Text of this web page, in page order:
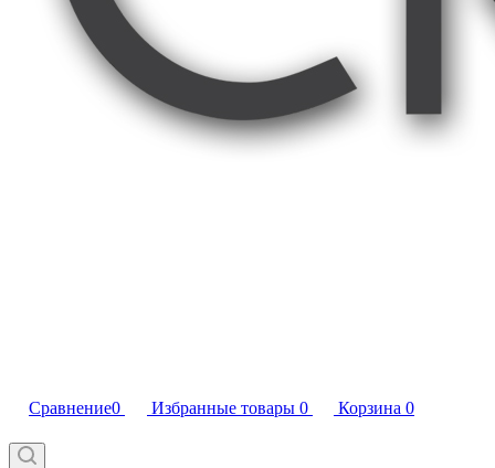
Сравнение0 Избранные товары 0 Корзина 0